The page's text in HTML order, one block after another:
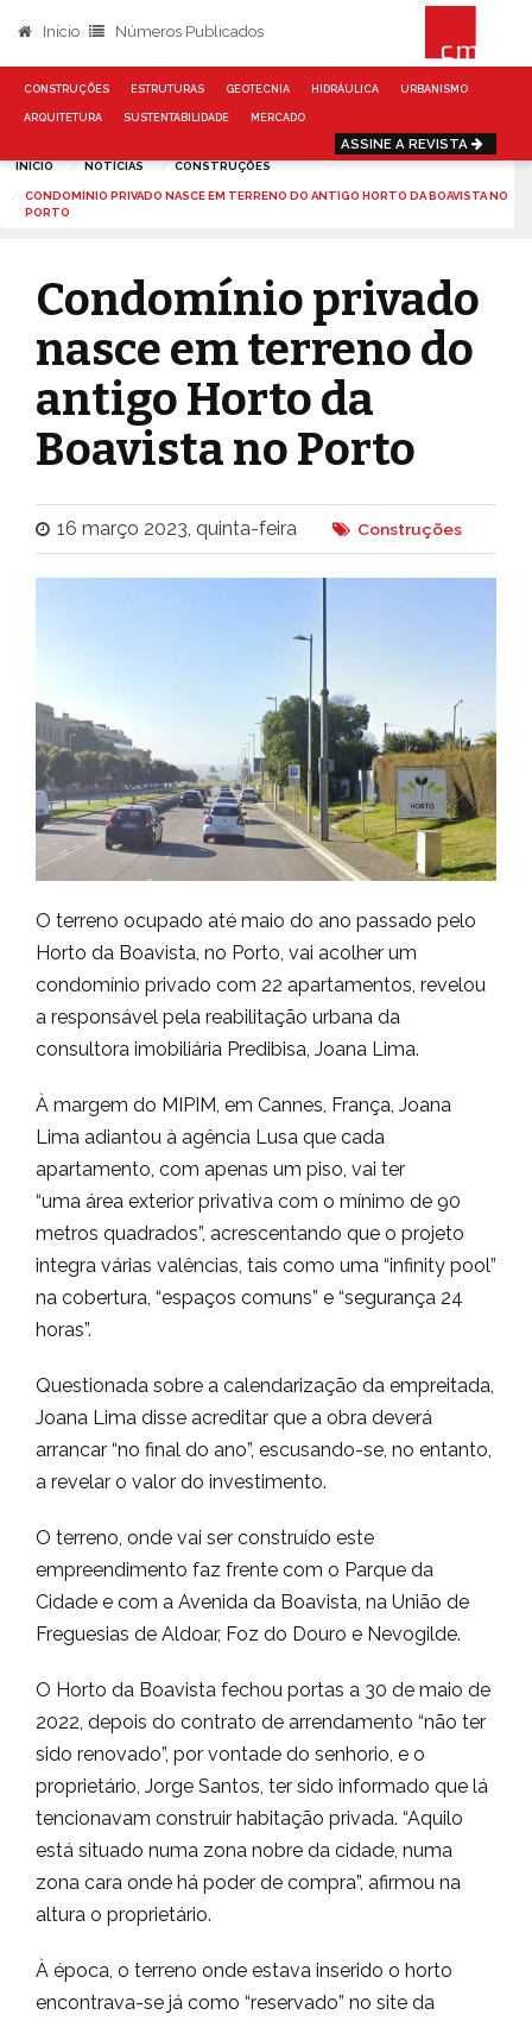
Início Números Publicados
CONSTRUÇÕES ESTRUTURAS GEOTECNIA HIDRÁULICA URBANISMO
ARQUITETURA SUSTENTABILIDADE MERCADO
ASSINE A REVISTA
INÍCIO NOTÍCIAS CONSTRUÇÕES
CONDOMÍNIO PRIVADO NASCE EM TERRENO DO ANTIGO HORTO DA BOAVISTA NO
PORTO
Condomínio privado
nasce em terreno do
antigo Horto da
Boavista no Porto
16 março 2023, quinta-feira Construções
O terreno ocupado até maio do ano passado pelo
Horto da Boavista, no Porto, vai acolher um
condomínio privado com 22 apartamentos, revelou
a responsável pela reabilitação urbana da
consultora imobiliária Predibisa, Joana Lima.
À margem do MIPIM, em Cannes, França, Joana
Lima adiantou à agência Lusa que cada
apartamento, com apenas um piso, vai ter
“uma área exterior privativa com o mínimo de 90
metros quadrados”, acrescentando que o projeto
integra várias valências, tais como uma “infinity pool”
na cobertura, “espaços comuns” e “segurança 24
horas”.
Questionada sobre a calendarização da empreitada,
Joana Lima disse acreditar que a obra deverá
arrancar “no final do ano”, escusando-se, no entanto,
a revelar o valor do investimento.
O terreno, onde vai ser construído este
empreendimento faz frente com o Parque da
Cidade e com a Avenida da Boavista, na União de
Freguesias de Aldoar, Foz do Douro e Nevogilde.
O Horto da Boavista fechou portas a 30 de maio de
2022, depois do contrato de arrendamento “não ter
sido renovado”, por vontade do senhorio, e o
proprietário, Jorge Santos, ter sido informado que lá
tencionavam construir habitação privada. “Aquilo
está situado numa zona nobre da cidade, numa
zona cara onde há poder de compra”, afirmou na
altura o proprietário.
À época, o terreno onde estava inserido o horto
encontrava-se já como “reservado” no site da